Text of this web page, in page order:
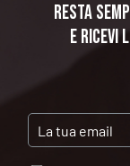
Resta
e ricevi
E